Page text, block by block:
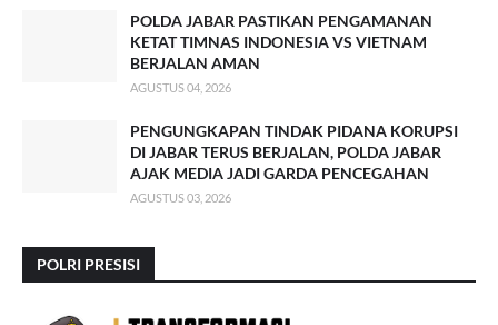
POLDA JABAR PASTIKAN PENGAMANAN
KETAT TIMNAS INDONESIA VS VIETNAM
BERJALAN AMAN
AGUSTUS 04, 2026
PENGUNGKAPAN TINDAK PIDANA KORUPSI
DI JABAR TERUS BERJALAN, POLDA JABAR
AJAK MEDIA JADI GARDA PENCEGAHAN
AGUSTUS 03, 2026
POLRI PRESISI